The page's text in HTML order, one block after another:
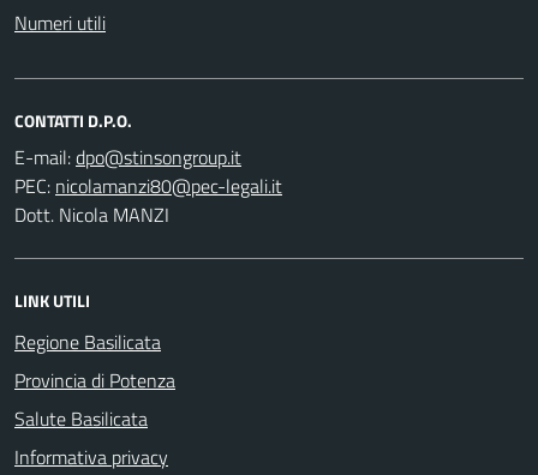
Numeri utili
CONTATTI D.P.O.
E-mail:
PEC:
Dott. Nicola MANZI
LINK UTILI
Regione Basilicata
Provincia di Potenza
Salute Basilicata
Informativa privacy